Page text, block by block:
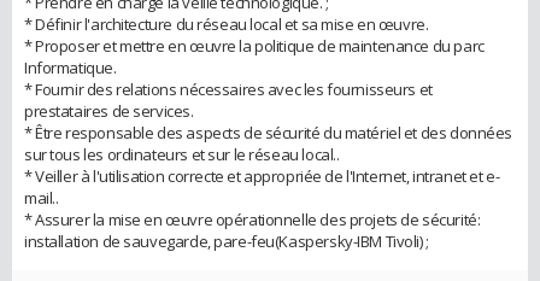
* Définir l'architecture du réseau local et sa mise en œuvre.
* Proposer et mettre en œuvre la politique de maintenance du parc
Informatique.
* Fournir des relations nécessaires avec les fournisseurs et
prestataires de services.
* Être responsable des aspects de sécurité du matériel et des données
sur tous les ordinateurs et sur le réseau local..
* Veiller à l'utilisation correcte et appropriée de l'Internet, intranet et e-
mail..
* Assurer la mise en œuvre opérationnelle des projets de sécurité:
installation de sauvegarde, pare-feu(Kaspersky-IBM Tivoli) ;